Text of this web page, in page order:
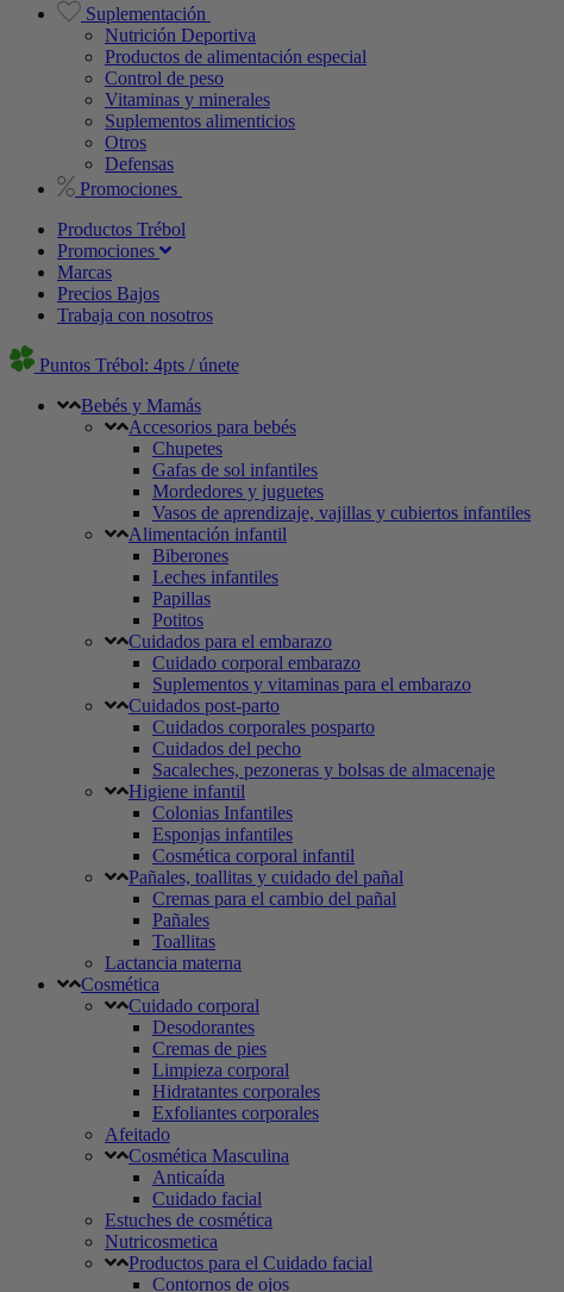
Suplementación
Nutrición Deportiva
Productos de alimentación especial
Control de peso
Vitaminas y minerales
Suplementos alimenticios
Otros
Defensas
Promociones
Productos Trébol
Promociones
Marcas
Precios Bajos
Trabaja con nosotros
Puntos Trébol: 4pts / únete
Bebés y Mamás
Accesorios para bebés
Chupetes
Gafas de sol infantiles
Mordedores y juguetes
Vasos de aprendizaje, vajillas y cubiertos infantiles
Alimentación infantil
Biberones
Leches infantiles
Papillas
Potitos
Cuidados para el embarazo
Cuidado corporal embarazo
Suplementos y vitaminas para el embarazo
Cuidados post-parto
Cuidados corporales posparto
Cuidados del pecho
Sacaleches, pezoneras y bolsas de almacenaje
Higiene infantil
Colonias Infantiles
Esponjas infantiles
Cosmética corporal infantil
Pañales, toallitas y cuidado del pañal
Cremas para el cambio del pañal
Pañales
Toallitas
Lactancia materna
Cosmética
Cuidado corporal
Desodorantes
Cremas de pies
Limpieza corporal
Hidratantes corporales
Exfoliantes corporales
Afeitado
Cosmética Masculina
Anticaída
Cuidado facial
Estuches de cosmética
Nutricosmetica
Productos para el Cuidado facial
Contornos de ojos